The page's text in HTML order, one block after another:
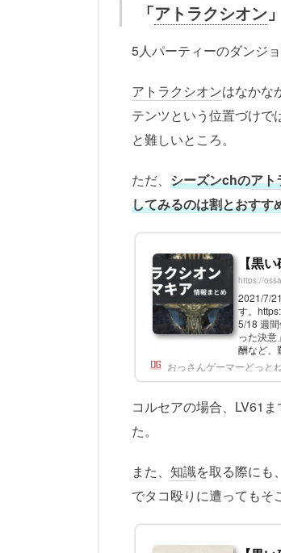
「アトラクシオン
5人パーティーのダンジ
アトラクシオンはなかな
テンツという位置づけで
と難しいところ。
ただ、 シーズンchのアト
してみるのは割とおすす
【黒
https://
2021/7/
す。
5/18 週
った決
酬など、
2021/7/
おっさんゲーマーどっと
コルセアの場合、LV61
た。
また、 知識を取る際にも
でタコ殴りに遭ってもそ